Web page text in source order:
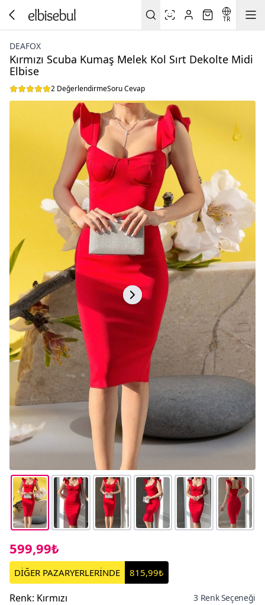
TR
DEAFOX
Kırmızı Scuba Kumaş Melek Kol Sırt Dekolte Midi
Elbise
2 DeğerlendirmeSoru Cevap
599,99₺
DİĞER PAZARYERLERİNDE 815,99₺
Renk: Kırmızı 3 Renk Seçeneği